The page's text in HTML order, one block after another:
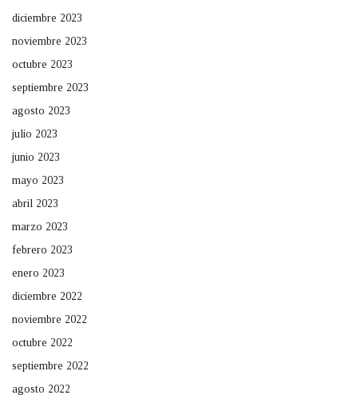
diciembre 2023
noviembre 2023
octubre 2023
septiembre 2023
agosto 2023
julio 2023
junio 2023
mayo 2023
abril 2023
marzo 2023
febrero 2023
enero 2023
diciembre 2022
noviembre 2022
octubre 2022
septiembre 2022
agosto 2022